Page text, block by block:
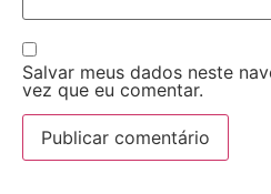
Salvar meus dados neste
vez que eu comentar.